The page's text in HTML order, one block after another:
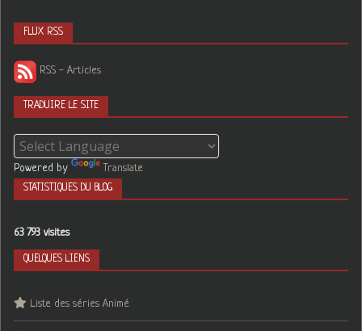
FLUX RSS
RSS - Articles
TRADUIRE LE SITE
Powered by Translate
STATISTIQUES DU BLOG
63 793 visites
QUELQUES LIENS
Liste des séries Animé